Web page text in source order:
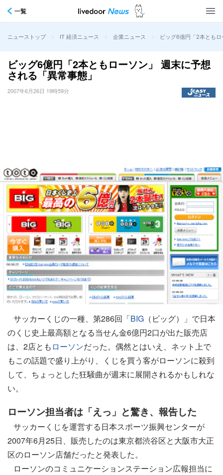
一覧
ニューストップ > IT 経済ニュース > 企業ニュース > ビッグ6億円「2本とも
ビッグ6億円「2本ともローソン」 週末に予想
される「異常事態」
2007年6月26日 19時59分
サッカーくじの一種、第286回「BIG （ビッグ）」で日本
のくじ史上最高額となる当せん金6億円2口が出た販売店
は、2店とも ローソンだった。偶然とはいえ、ネット上で
もこの話題で盛り上がり、くじを買う客がローソンに殺到
して、ちょっとした狂騒曲が週末に展開されるかもしれな
い。
ローソン担当者は「えっ」と驚き、報告した
サッカーくじを運営する日本スポーツ振興センターが
2007年6月25日、販売したのは東京都渋谷区と大阪市大正
区のローソン店舗だったと発表した。
ローソンのコミュニケーションステーション広報担当に